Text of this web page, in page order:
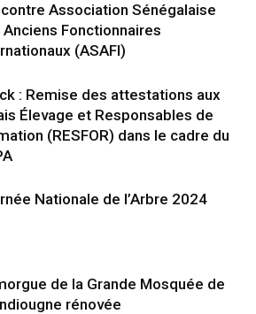
Association Sénégalaise
Anciens Fonctionnaires
(ASAFI)
: Remise des attestations aux
Élevage et Responsables de
(RESFOR) dans le cadre du
Nationale de l’Arbre 2024
de la Grande Mosquée de
rénovée